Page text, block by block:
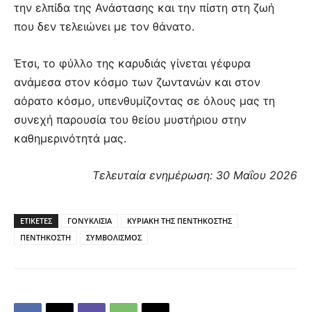
την ελπίδα της Ανάστασης και την πίστη στη ζωή
που δεν τελειώνει με τον θάνατο.
Έτσι, το φύλλο της καρυδιάς γίνεται γέφυρα
ανάμεσα στον κόσμο των ζωντανών και στον
αόρατο κόσμο, υπενθυμίζοντας σε όλους μας τη
συνεχή παρουσία του θείου μυστήριου στην
καθημερινότητά μας.
Τελευταία ενημέρωση: 30 Μαΐου 2026
ΕΤΙΚΕΤΕΣ ΓΟΝΥΚΛΙΣΙΑ
ΚΥΡΙΑΚΗ ΤΗΣ ΠΕΝΤΗΚΟΣΤΗΣ
ΠΕΝΤΗΚΟΣΤΗ
ΣΥΜΒΟΛΙΣΜΟΣ